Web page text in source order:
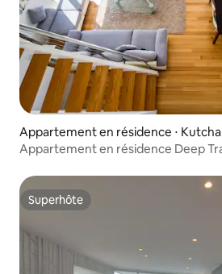
Appartement en résidence ⋅
Appartement en résidence Deep
Superhôte
Superhôte